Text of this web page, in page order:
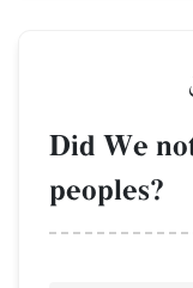
Did We
peoples?